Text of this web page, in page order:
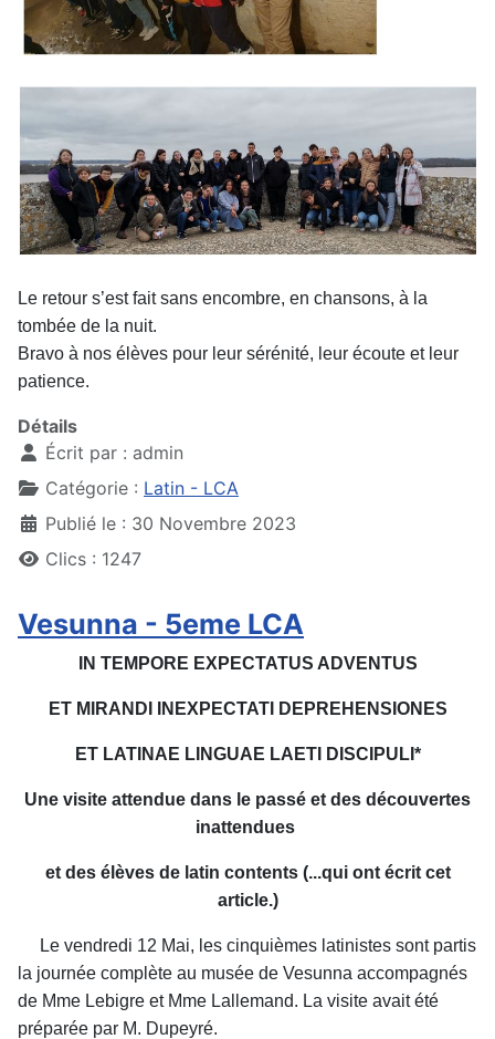
Le retour s’est fait sans encombre, en chansons, à la
tombée de la nuit.
Bravo à nos élèves pour leur sérénité, leur écoute et leur
patience.
Détails
Écrit par : admin
Catégorie : Latin - LCA
Publié le : 30 Novembre 2023
Clics : 1247
Vesunna - 5eme LCA
IN TEMPORE EXPECTATUS ADVENTUS
ET MIRANDI INEXPECTATI DEPREHENSIONES
ET LATINAE LINGUAE LAETI DISCIPULI*
Une visite attendue dans le passé et des découvertes
inattendues
et des élèves de latin contents (...qui ont écrit cet
article.)
Le vendredi 12 Mai, les cinquièmes latinistes sont partis
la journée complète au musée de Vesunna accompagnés
de Mme Lebigre et Mme Lallemand. La visite avait été
préparée par M. Dupeyré.